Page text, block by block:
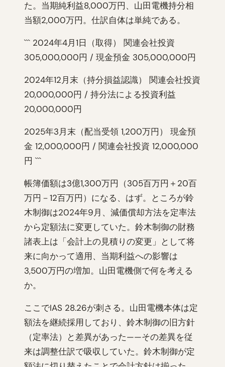
た。当期純利益8,000万円、山田電機持分相
当額2,000万円。仕訳自体は単純である。
``` 2024年4月1日（取得） 関連会社投資
305,000,000円 / 現金預金 305,000,000円
2024年12月末（持分損益認識） 関連会社投資
20,000,000円 / 持分法による投資利益
20,000,000円
2025年3月末（配当受領 1,200万円） 現金預
金 12,000,000円 / 関連会社投資 12,000,000
円 ```
帳簿価額は3億1,300万円（305百万円＋20百
万円－12百万円）になる、はず。ところが鈴
木制御は2024年9月、減価償却方法を定率法
から定額法に変更していた。鈴木制御の財務
諸表上は「会計上の見積りの変更」として将
来に向かって適用、当期利益への影響は
3,500万円の増加。山田電機側で何を考える
か。
ここでIAS 28.26が刺さる。山田電機本体は定
額法を継続採用しており、鈴木制御の旧方針
（定率法）と差異があった——その差異を従
来は調整仕訳で吸収していた。鈴木制御が定